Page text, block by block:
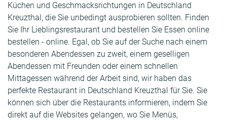
Küchen und Geschmacksrichtungen in Deutschland
Kreuzthal, die Sie unbedingt ausprobieren sollten. Finden
Sie Ihr Lieblingsrestaurant und bestellen Sie Essen online
bestellen - online. Egal, ob Sie auf der Suche nach einem
besonderen Abendessen zu zweit, einem geselligen
Abendessen mit Freunden oder einem schnellen
Mittagessen während der Arbeit sind, wir haben das
perfekte Restaurant in Deutschland Kreuzthal für Sie. Sie
können sich über die Restaurants informieren, indem Sie
direkt auf die Websites gelangen, wo Sie Menüs,